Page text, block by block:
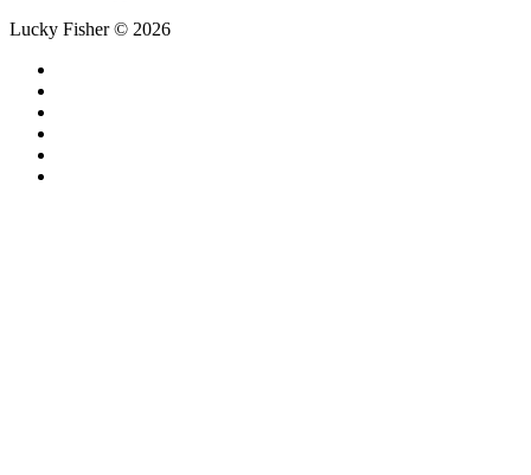
Lucky Fisher © 2026